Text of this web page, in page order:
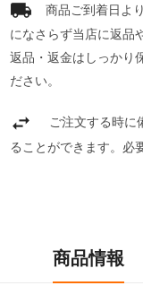
商品ご到着日よ
になさらず当店に返品
返品・返金はしっかり
ださい。
ご注文する時に
ることができます。必
商品情報